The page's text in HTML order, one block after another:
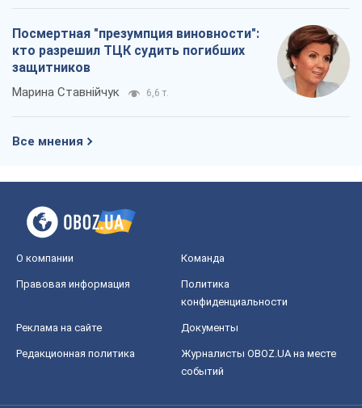
Посмертная "презумпция виновности":
кто разрешил ТЦК судить погибших
защитников
Марина Ставнійчук 6,6 т.
Все мнения
О компании Команда
Правовая информация
Политика
конфиденциальности
Реклама на сайте Документы
Редакционная политика
Журналисты OBOZ.UA на месте
событий